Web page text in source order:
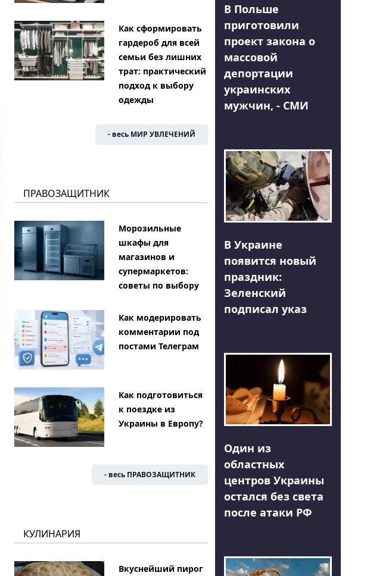
Как сформировать
гардероб для всей
семьи без лишних
трат: практический
подход к выбору
одежды
- весь МИР УВЛЕЧЕНИЙ
ПРАВОЗАЩИТНИК
Морозильные
шкафы для
магазинов и
супермаркетов:
советы по выбору
Как модерировать
комментарии под
постами Телеграм
Как подготовиться
к поездке из
Украины в Европу?
- весь ПРАВОЗАЩИТНИК
КУЛИНАРИЯ
Вкуснейший пирог
В Польше
приготовили
проект закона о
массовой
депортации
украинских
мужчин, - СМИ
В Украине
появится новый
праздник:
Зеленский
подписал указ
Один из
областных
центров Украины
остался без света
после атаки РФ